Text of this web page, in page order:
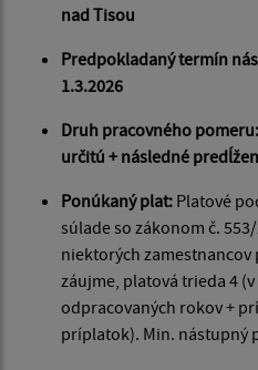
nad Tisou
Predpokladaný termín
1.3.2026
Druh pracovného
určitú + následné
Ponúkaný plat: Platové
súlade so zákonom č.
niektorých zamestnancov
záujme, platová trieda 4
odpracovaných rokov +
príplatok). Min. nástupný